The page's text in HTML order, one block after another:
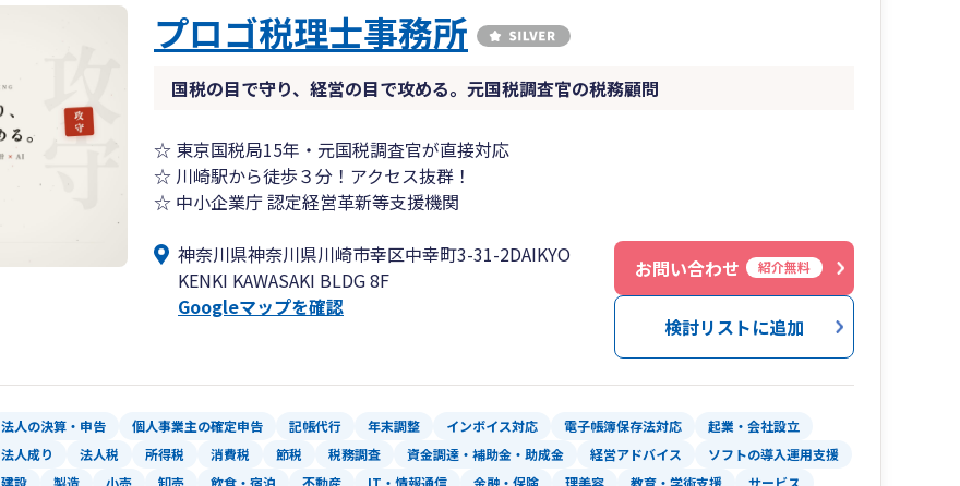
を構築する事務所として開業し、今年で21年目を迎える。
からのお客様（起業家）で、社長、事業主の年齢は20代から40代が約8割を占め、やる気
問題を共有し、その解決に二人三脚で全力で取り組んでいる。
プロゴ税理士事務所
国税の目で守り、経営の目で攻める。元国税調査官の税務顧問
☆ 東京国税局15年・元国税調査官が直接対応
☆ 川崎駅から徒歩３分！アクセス抜群！
☆ 中小企業庁 認定経営革新等支援機関
神奈川県神奈川県川崎市幸区中幸町3-31-2DAIKYO
KENKI KAWASAKI BLDG 8F
Googleマップを確認
お問い合わせ 紹介無料
検討リストに追加
法人の決算・申告 個人事業主の確定申告 記帳代行 年末調整 インボイス対応 電子帳簿保存法対応
起業・会社設立
法人成り
法人税 所得税 消費税 節税 税務調査 資金調達・補助金・助成金 経営アドバイス ソフトの導入運用支援
建設 製造 小売 卸売 飲食・宿泊 不動産 IT・情報通信 金融・保険 理美容 教育・学術支援 サービス